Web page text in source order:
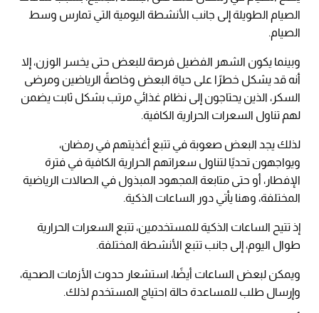
الصيام الطويلة إلى جانب الأنشطة اليومية التي تمارس وسط
الصيام.
وبينما يكون الشهر الفضيل فرصة للبعض حتى يخسر الوزن، إلا
أنه قد يشكل خطرًا على حياة البعض وخاصةً الرياضين ومرضى
السكر، الذين يحتاجون إلى نظام غذائي مرتب بشكل ثابت يضمن
لهم تناول السعرات الحرارية الكافية.
لذلك يجد البعض صعوبة في تتبع أغذيتهم في رمضان،
ويواجهون تحديًا لتناول سعراتهم الحرارية الكافية في فترة
الإفطار، أو حتى متابعة المجهود المبذول في الصالات الرياضية
المختلفة، وهنا يأتي دور الساعات الذكية.
إذ تتيح الساعات الذكية للمستخدمين، تتبع السعرات الحرارية
طوال اليوم، إلى جانب تتبع الأنشطة المختلفة.
ويمكن لبعض الساعات أيضًا، استشعار حدوث الأزمات الصحية،
وإرسال طلب للمساعدة حالة احتياج المستخدم لذلك.